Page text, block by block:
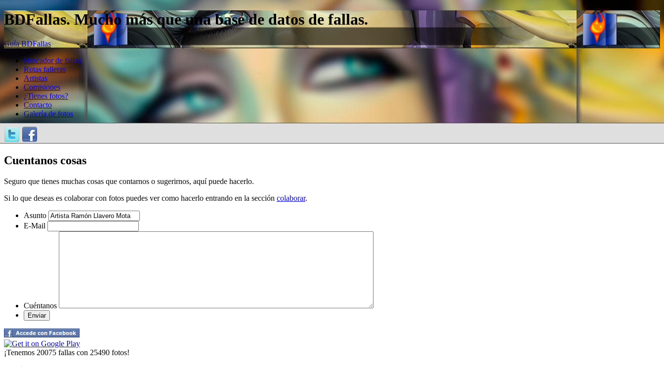
BDFallas. Mucho más que una base de datos de fallas.
Guía BDFallas
Buscador de fallas
Rutas falleras
Artistas
Comisiones
¿Tienes fotos?
Contacto
Galería de fotos
Cuentanos cosas
Seguro que tienes muchas cosas que contarnos o sugerirnos, aquí puede hacerlo.
Si lo que deseas es colaborar con fotos puedes ver como hacerlo entrando en la sección colaborar.
Asunto
E-Mail
Cuéntanos
¡Tenemos 20075 fallas con 25490 fotos!